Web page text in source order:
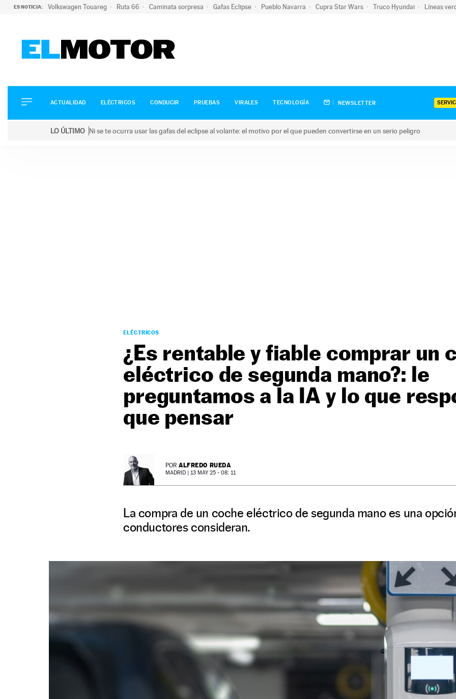
ES NOTICIA: Volkswagen Touareg Ruta 66 Caminata sorpresa Gafas Eclipse Pueblo Navarra Cupra Star Wars Truco Hyundai Líneas
ELÉCTRICOS
CONDUCIR
ACTUALIDAD ELÉCTRICOS CONDUCIR PRUEBAS VIRALES TECNOLOGÍA NEWSLETTER
LO ÚLTIMO Ni se te ocurra usar las gafas del eclipse al volante: el motivo por el que pueden convertirse en un serio peligro
ELÉCTRICOS
¿Es rentable y fiable comprar un
eléctrico de segunda mano?: le
preguntamos a la IA y lo que
que pensar
POR ALFREDO RUEDA
MADRID | 13 MAY 25 - 08: 11
La compra de un coche eléctrico de segunda mano es una
conductores consideran.